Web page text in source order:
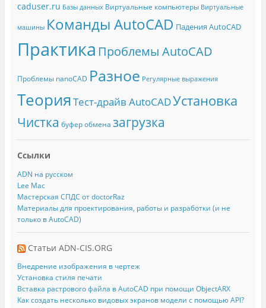
caduser.ru Базы данных Виртуальные компьютеры Виртуальные
машины Команды AutoCAD Падения AutoCAD
Практика Проблемы AutoCAD
Проблемы nanoCAD Разное Регулярные выражения
ТеорияТест-драйв AutoCADУстановка
Чистка буфер обмена загрузка
Ссылки
ADN на русском
Lee Mac
Мастерская СПДС от doctorRaz
Материалы для проектирования, работы и разработки (и не
только в AutoCAD)
Статьи ADN-CIS.ORG
Внедрение изображения в чертеж
Установка стиля печати
Вставка растрового файла в AutoCAD при помощи ObjectARX
Как создать несколько видовых экранов модели с помощью API?